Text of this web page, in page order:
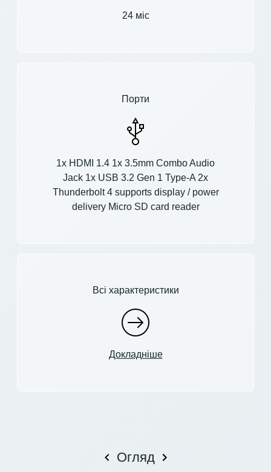
24 міс
Порти
1x HDMI 1.4 1x 3.5mm Combo Audio
Jack 1x USB 3.2 Gen 1 Type-A 2x
Thunderbolt 4 supports display / power
delivery Micro SD card reader
Всі характеристики
Докладніше
Огляд